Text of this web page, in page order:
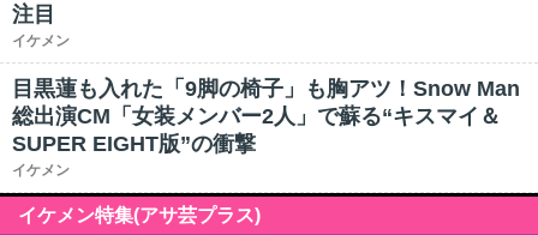
注目
イケメン
目黒蓮も入れた「9脚の椅子」も胸アツ！Snow Man
総出演CM「女装メンバー2人」で蘇る“キスマイ＆
SUPER EIGHT版”の衝撃
イケメン
イケメン特集(アサ芸プラス)